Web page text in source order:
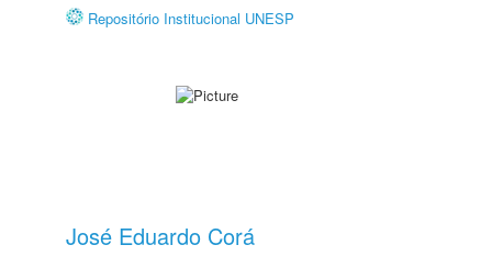
Repositório Institucional UNESP
José Eduardo Corá